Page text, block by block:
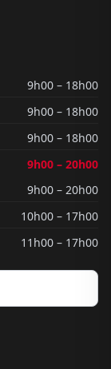
9h00 – 18h00
9h00 – 18h00
9h00 – 18h00
9h00 – 20h00
9h00 – 20h00
10h00 – 17h00
11h00 – 17h00